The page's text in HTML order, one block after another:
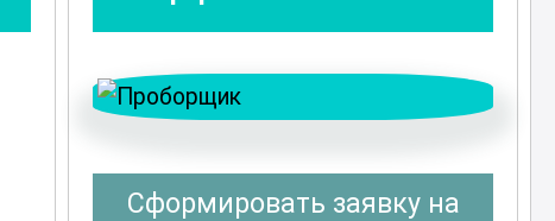
Сформировать заявку на